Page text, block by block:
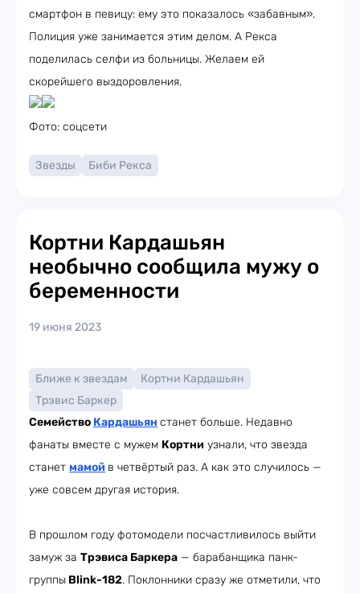
смартфон в певицу: ему это показалось «забавным».
Полиция уже занимается этим делом. А Рекса
поделилась селфи из больницы. Желаем ей
скорейшего выздоровления.
Фото: соцсети
Звезды Биби Рекса
Кортни Кардашьян
необычно сообщила мужу о
беременности
19 июня 2023
Ближе к звездам
Кортни Кардашьян
Трэвис Баркер
Семейство Кардашьян станет больше. Недавно
фанаты вместе с мужем Кортни узнали, что звезда
станет мамой в четвёртый раз. А как это случилось —
уже совсем другая история.
В прошлом году фотомодели посчастливилось выйти
замуж за Трэвиса Баркера — барабанщика панк-
группы Blink-182. Поклонники сразу же отметили, что